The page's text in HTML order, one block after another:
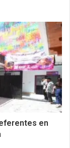
en